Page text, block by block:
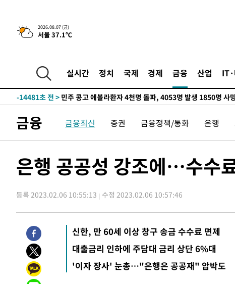
2026.08.07 (금)
서울 37.1℃
실시간 정치 국제 경제 금융 산업
-29172초 전 >[속보]규제합리화위원회 부위원장에 김태유 서울대 공대 교
병태 후임
-25530초 전 > [속보]국힘 윤리위, '돌려차기 발언' 진종오·서범수 징계 절차
25.3%↑
-18015초 전 >
[속보]'채상병 순직 책임' 임성근, 항소심도 징역 3년
-17881초 전 >
-14481초 전 > 민주 콩고 에볼라환자 4천명 돌파, 4053명 발생 1850명 사
-12925초 전 >
"미 전국적 살모네라 식중독 원인은 멕시코산 할라피뇨"--
-11438초 전 >[속보]경찰·노동부, HL만도 평택사업장 끼임 사망 관련 압
압수수색
-11074초 전 >[속보]원·달러 환율, 오전 9시 1423.8원
-10856초 전 >[속보]코스닥, 5.95포인트(0.74%) 상승한 807.62개장
-10824초 전 >[속보]코스피, 6300선 재탈환…1.09% 오른 6365.07 개장
-7989초 전 >
시리아 다마스쿠스 교외에서 미니버스 폭발.. 14명 부상, 3명
-7287초 전 >
입추에도 극한더위…서울 낮 39도 '폭염중대경보'
-2251초 전 >
이란, 호르무즈서 "적국 목표물들"과 대치로 남부 케슘섬에서
례 큰 폭발음
-31326초 전 >
[속보]종합특검, '계엄 수용공간 확보' 신용해 前교정본부장
-30199초 전 >
금융 금융최신 증권 금융정책/통화 은행
은행 공공성 강조에…수수
등록 2023.02.06 10:55:13 수정 2023.02.06 10:57:46
신한, 만 60세 이상 창구 송금 수수료 면제
대출금리 인하에 주담대 금리 상단 6%대
'이자 장사' 눈총…"은행은 공공재" 압박도